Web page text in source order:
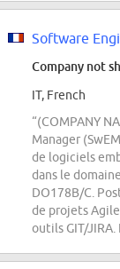
Company not
IT, French
“(COMPANY
Manager
de logiciels
dans le
DO178B/C.
de projets
outils GIT/